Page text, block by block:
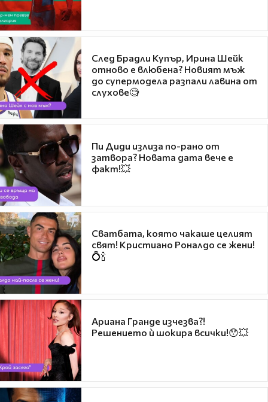
След Брадли Купър, Ирина Шейк
отново е влюбена? Новият мъж
до супермодела разпали лавина от
слухове🧐
Пи Диди излиза по-рано от
затвора? Новата дата вече е
факт!💥
Сватбата, която чакаше целият
свят! Кристиано Роналдо се жени!
💍🍾
Ариана Гранде изчезва?!
Решението ѝ шокира всички!😯💥